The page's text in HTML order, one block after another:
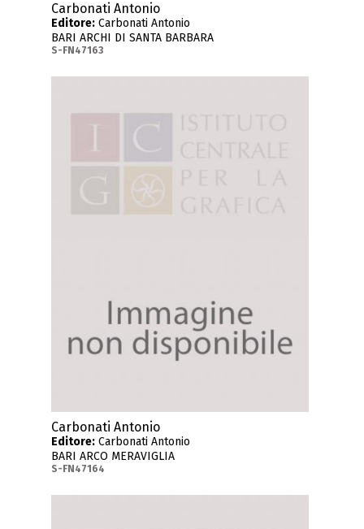
Carbonati Antonio
Editore: Carbonati Antonio
BARI ARCHI DI SANTA BARBARA
S-FN47163
Carbonati Antonio
Editore: Carbonati Antonio
BARI ARCO MERAVIGLIA
S-FN47164